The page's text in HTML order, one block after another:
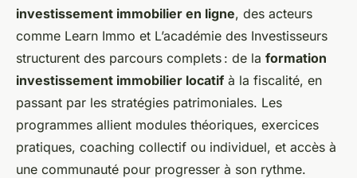
investissement immobilier en ligne, des acteurs
comme Learn Immo et L’académie des Investisseurs
structurent des parcours complets : de la formation
investissement immobilier locatif à la fiscalité, en
passant par les stratégies patrimoniales. Les
programmes allient modules théoriques, exercices
pratiques, coaching collectif ou individuel, et accès à
une communauté pour progresser à son rythme.